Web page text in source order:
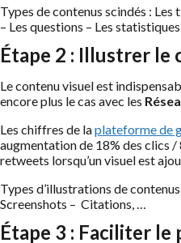
Types de contenus scindés : Les
– Les questions – Les statistiques,
Étape 2 : Illustrer le
Le contenu visuel est
encore plus le cas avec les
Les chiffres de laplateforme de
augmentation de 18% des clics
retweets lorsqu’un visuel est
Types d’illustrations de
Screenshots – Citations, …
Étape 3 : Faciliter le